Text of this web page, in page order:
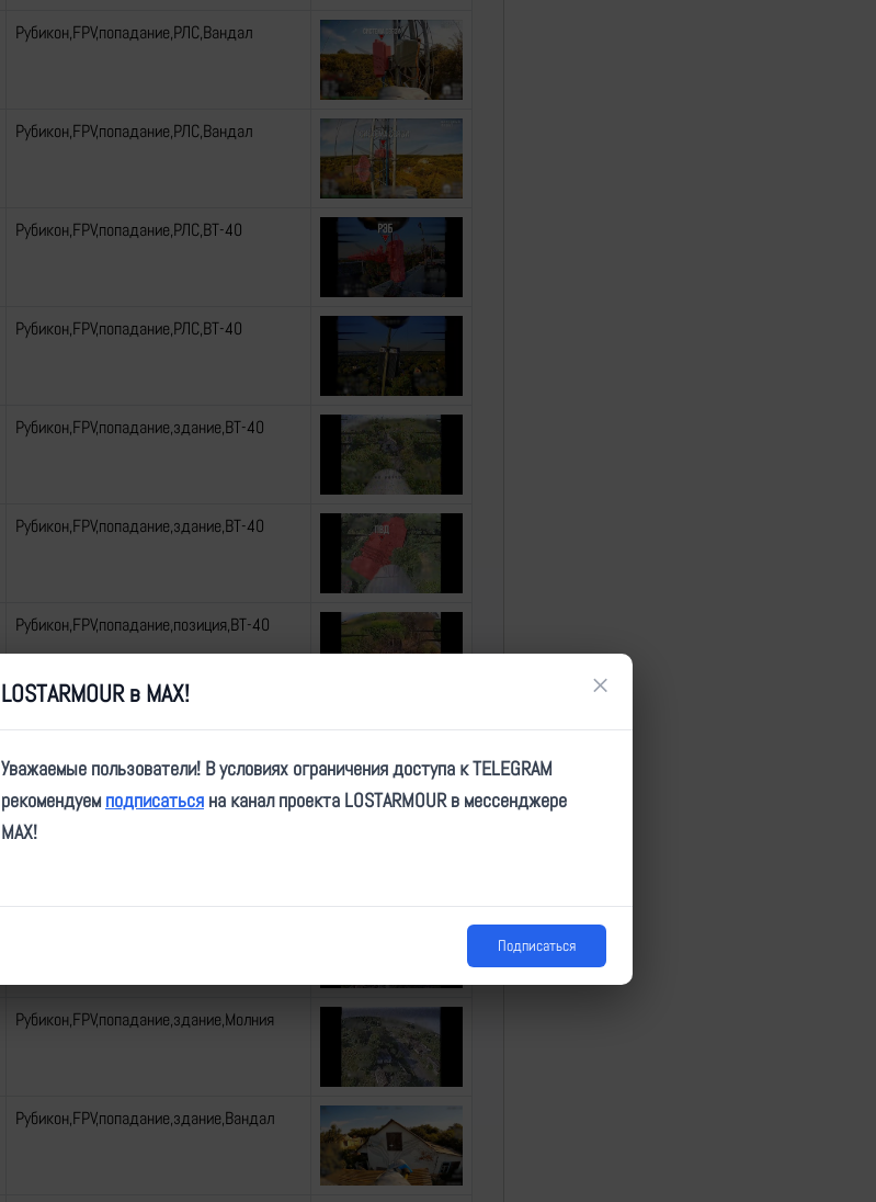
Рубикон,FPV,попадание,РЛС,Вандал
Рубикон,FPV,попадание,РЛС,Вандал
Рубикон,FPV,попадание,РЛС,ВТ-40
Рубикон,FPV,попадание,РЛС,ВТ-40
Рубикон,FPV,попадание,здание,ВТ-40
Рубикон,FPV,попадание,здание,ВТ-40
Рубикон,FPV,попадание,позиция,ВТ-40
Рубикон,FPV,попадание,здание,Вандал
Рубикон,FPV,попадание,здание,Молния
Рубикон,FPV,попадание,здание,Вандал
LOSTARMOUR в MAX! ×
Уважаемые пользователи! В условиях ограничения доступа к TELEGRAM
рекомендуем подписаться на канал проекта LOSTARMOUR в мессенджере
MAX!
Подписаться